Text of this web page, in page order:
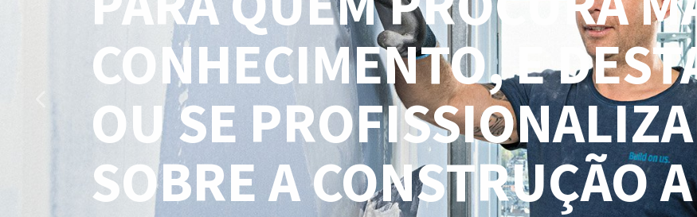
CONHECIMENTO, E
OU SE
SOBRE A CONSTRUÇÃO